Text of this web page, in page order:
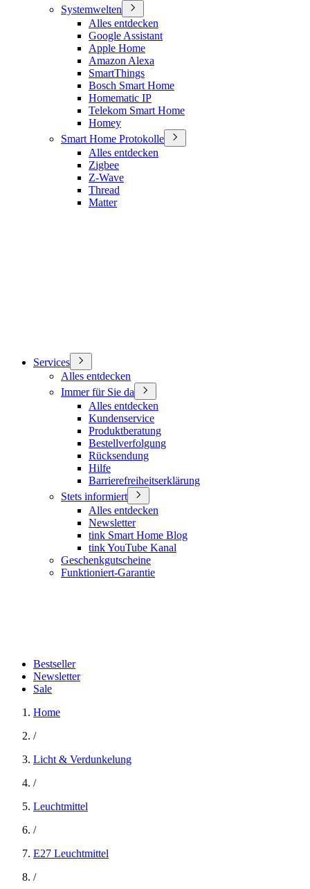
Systemwelten
Alles entdecken
Google Assistant
Apple Home
Amazon Alexa
SmartThings
Bosch Smart Home
Homematic IP
Telekom Smart Home
Homey
Smart Home Protokolle
Alles entdecken
Zigbee
Z-Wave
Thread
Matter
Services
Alles entdecken
Immer für Sie da
Alles entdecken
Kundenservice
Produktberatung
Bestellverfolgung
Rücksendung
Hilfe
Barrierefreiheitserklärung
Stets informiert
Alles entdecken
Newsletter
tink Smart Home Blog
tink YouTube Kanal
Geschenkgutscheine
Funktioniert-Garantie
Bestseller
Newsletter
Sale
Home
/
Licht & Verdunkelung
/
Leuchtmittel
/
E27 Leuchtmittel
/